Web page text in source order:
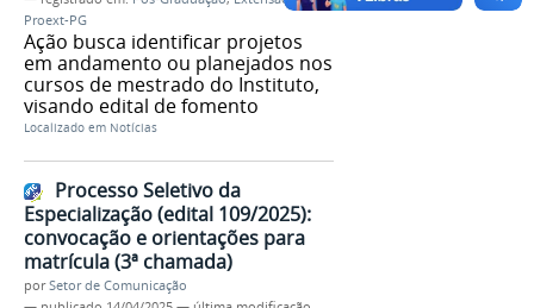
Proext-PG
Ação busca identificar projetos
em andamento ou planejados nos
cursos de mestrado do Instituto,
visando edital de fomento
Localizado em Notícias
Processo Seletivo da
Especialização (edital 109/2025):
convocação e orientações para
matrícula (3ª chamada)
porSetor de Comunicação